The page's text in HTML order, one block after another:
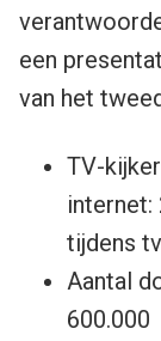
een
van het
TV-
internet:
tijdens
Aantal
600.000